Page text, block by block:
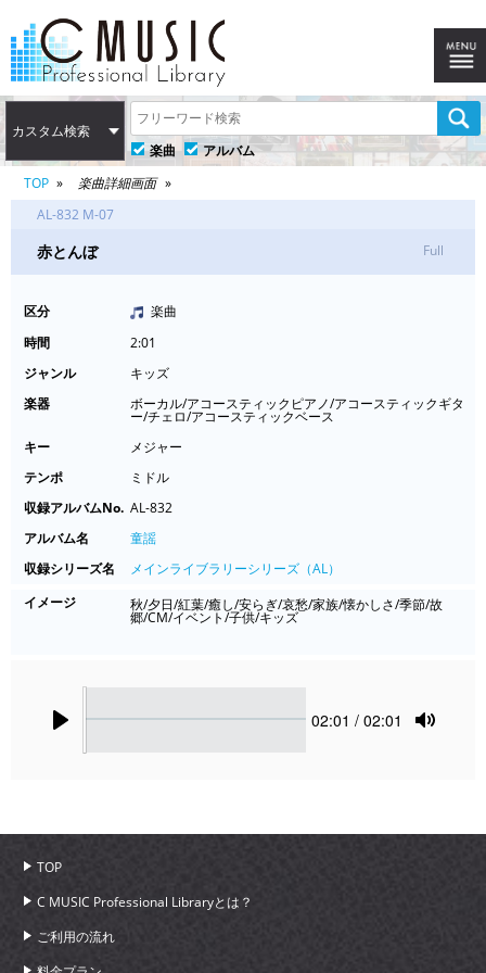
カスタム検索
楽曲
アルバム
TOP
楽曲詳細画面
AL-832 M-07
赤とんぼ Full
区分
楽曲
時間
2:01
ジャンル
キッズ
楽器
ボーカル/アコースティックピアノ/アコースティックギタ
ー/チェロ/アコースティックベース
キー
メジャー
テンポ
ミドル
収録アルバムNo. AL-832
アルバム名
童謡
収録シリーズ名
メインライブラリーシリーズ（AL）
イメージ
秋/夕日/紅葉/癒し/安らぎ/哀愁/家族/懐かしさ/季節/故
郷/CM/イベント/子供/キッズ
Current
02:01 / 02:01
TOP
C MUSIC Professional Libraryとは？
ご利用の流れ